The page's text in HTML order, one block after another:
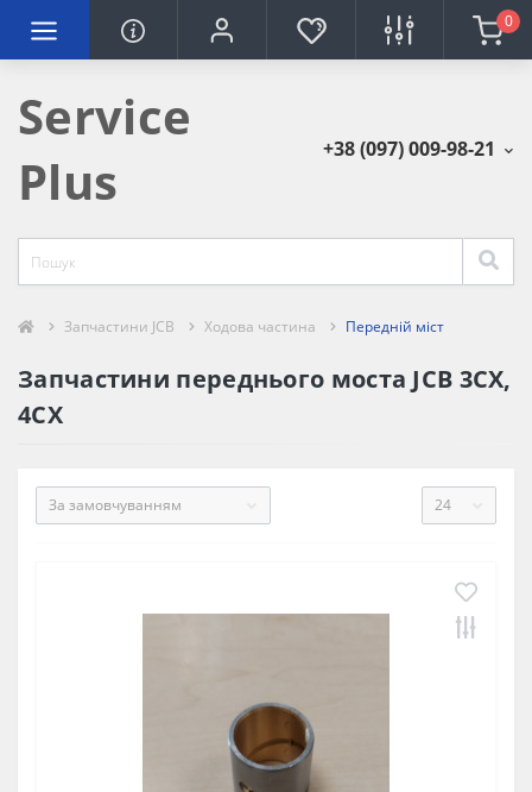
0
Service
Plus
+38 (097) 009-98-21
Запчастини JCB Ходова частина Передній міст
Запчастини переднього моста JCB 3CX,
4CX